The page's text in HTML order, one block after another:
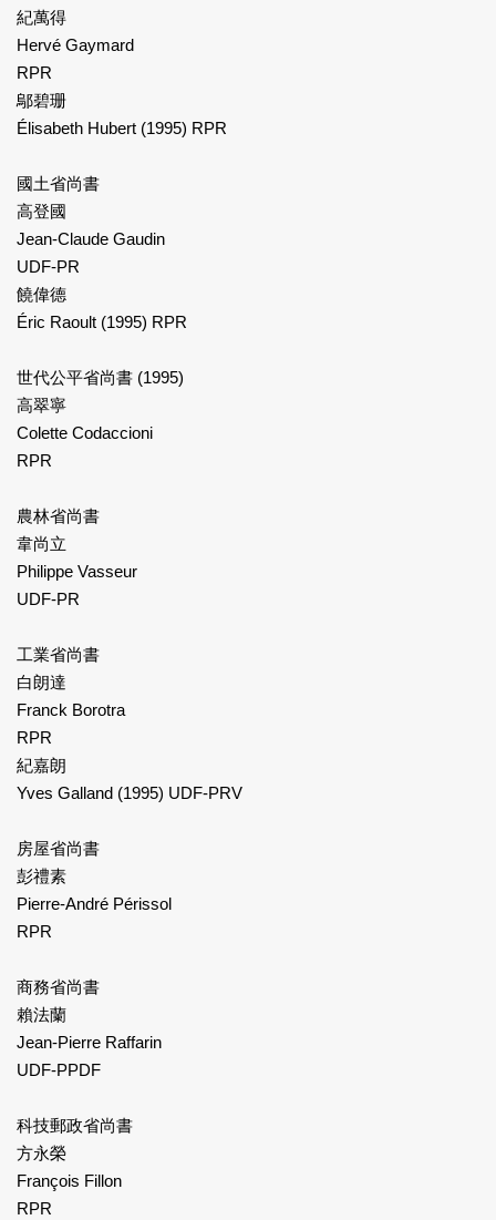
紀萬得
Hervé Gaymard
RPR
鄔碧珊
Élisabeth Hubert (1995) RPR
國土省尚書
高登國
Jean-Claude Gaudin
UDF-PR
饒偉德
Éric Raoult (1995) RPR
世代公平省尚書 (1995)
高翠寧
Colette Codaccioni
RPR
農林省尚書
韋尚立
Philippe Vasseur
UDF-PR
工業省尚書
白朗達
Franck Borotra
RPR
紀嘉朗
Yves Galland (1995) UDF-PRV
房屋省尚書
彭禮素
Pierre-André Périssol
RPR
商務省尚書
賴法蘭
Jean-Pierre Raffarin
UDF-PPDF
科技郵政省尚書
方永榮
François Fillon
RPR